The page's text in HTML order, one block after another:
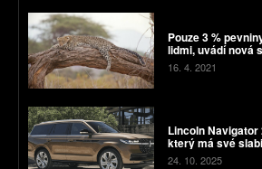
Pouze 3 %
lidmi, uvádí nová
16. 4. 2021
Lincoln
který má své
24. 10. 2025